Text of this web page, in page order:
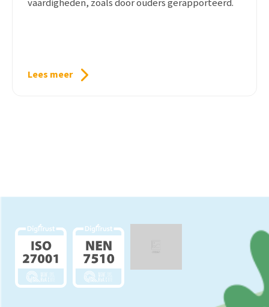
Lees meer